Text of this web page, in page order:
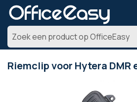
Riemclip voor Hytera DMR